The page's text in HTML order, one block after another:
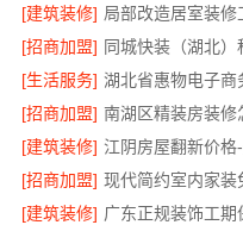
[建筑装修] 局部改造居室装
[招商加盟]
[生活服务]
[招商加盟] 南湖区精装房装修
[建筑装修] 江阴房屋翻新价
[招商加盟]
[建筑装修] 广东正规装饰工